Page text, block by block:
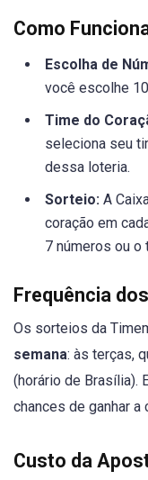
Como
Escolha de
você escolhe
Time do
seleciona seu
dessa loteria.
Sorteio: A
coração em
7 números ou o
Frequência
Os sorteios da
semana: às terças,
(horário de Brasília).
chances de ganhar a
Custo da